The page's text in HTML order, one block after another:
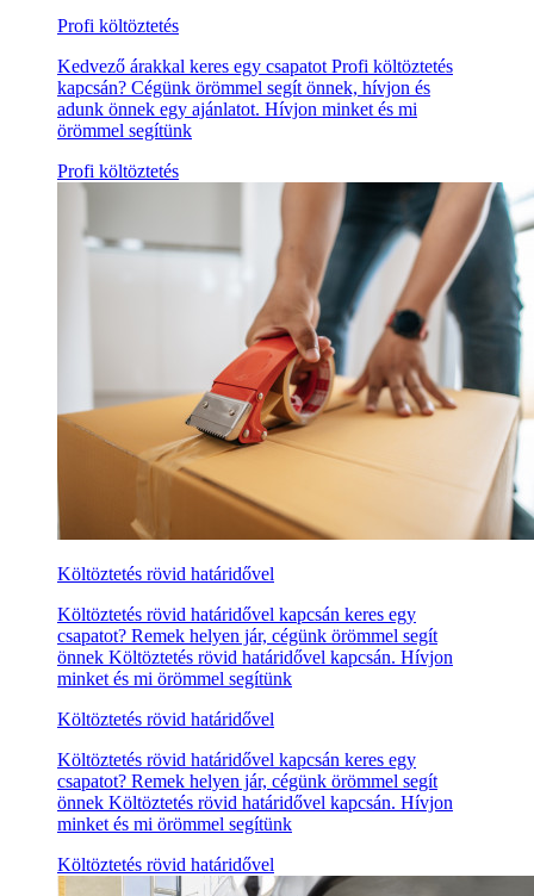
Profi költöztetés
Kedvező árakkal keres egy csapatot Profi költöztetés
kapcsán? Cégünk örömmel segít önnek, hívjon és
adunk önnek egy ajánlatot. Hívjon minket és mi
örömmel segítünk
Profi költöztetés
Költöztetés rövid határidővel
Költöztetés rövid határidővel kapcsán keres egy
csapatot? Remek helyen jár, cégünk örömmel segít
önnek Költöztetés rövid határidővel kapcsán. Hívjon
minket és mi örömmel segítünk
Költöztetés rövid határidővel
Költöztetés rövid határidővel kapcsán keres egy
csapatot? Remek helyen jár, cégünk örömmel segít
önnek Költöztetés rövid határidővel kapcsán. Hívjon
minket és mi örömmel segítünk
Költöztetés rövid határidővel